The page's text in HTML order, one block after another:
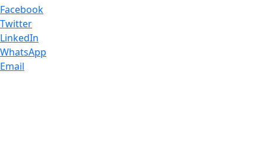
Facebook
Twitter
LinkedIn
WhatsApp
Email